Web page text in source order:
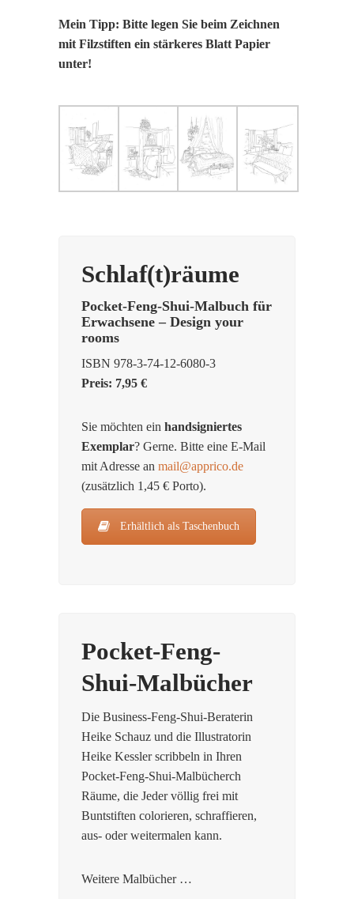
Mein Tipp: Bitte legen Sie beim Zeichnen
mit Filzstiften ein stärkeres Blatt Papier
unter!
Schlaf(t)räume
Pocket-Feng-Shui-Malbuch für
Erwachsene – Design your
rooms
ISBN 978-3-74-12-6080-3
Preis: 7,95 €
Sie möchten ein handsigniertes
Exemplar? Gerne. Bitte eine E-Mail
mit Adresse an mail@apprico.de
(zusätzlich 1,45 € Porto).
Erhältlich als Taschenbuch
Pocket-Feng-
Shui-Malbücher
Die Business-Feng-Shui-Beraterin
Heike Schauz und die Illustratorin
Heike Kessler scribbeln in Ihren
Pocket-Feng-Shui-Malbücherch
Räume, die Jeder völlig frei mit
Buntstiften colorieren, schraffieren,
aus- oder weitermalen kann.
Weitere Malbücher …